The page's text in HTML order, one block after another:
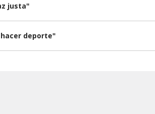
justa"
deporte"